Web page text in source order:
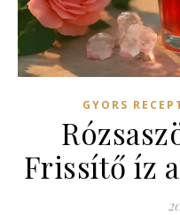
GYORS
Frissítő íz